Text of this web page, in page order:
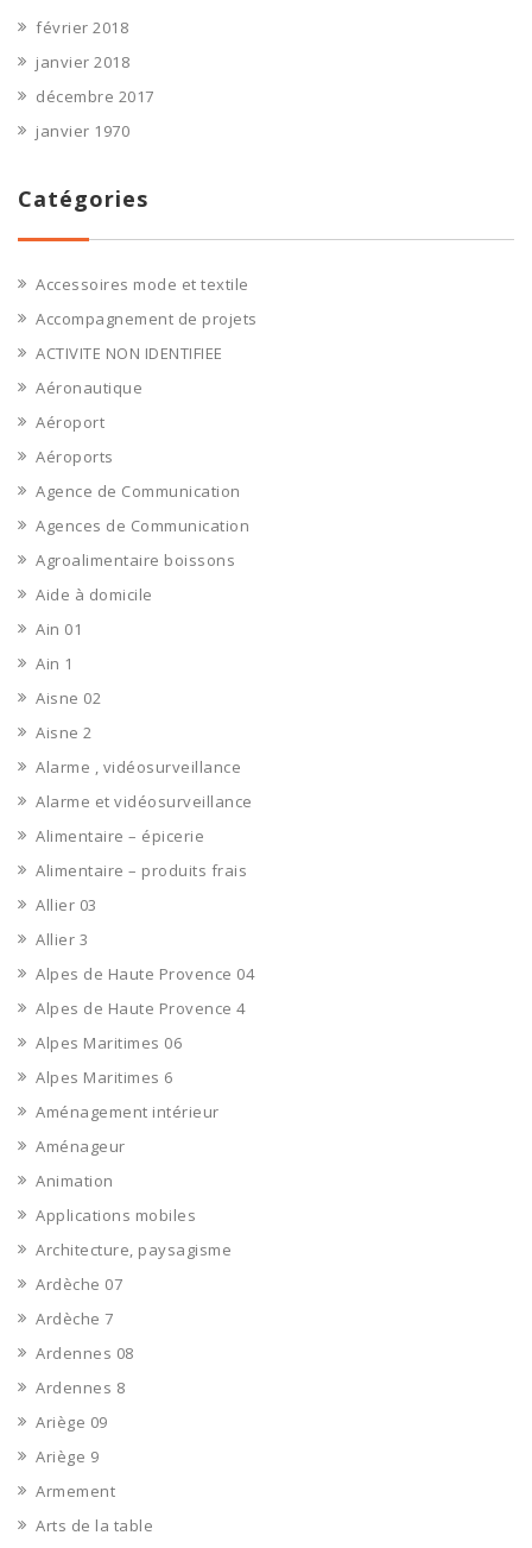
février 2018
janvier 2018
décembre 2017
janvier 1970
Catégories
Accessoires mode et textile
Accompagnement de projets
ACTIVITE NON IDENTIFIEE
Aéronautique
Aéroport
Aéroports
Agence de Communication
Agences de Communication
Agroalimentaire boissons
Aide à domicile
Ain 01
Ain 1
Aisne 02
Aisne 2
Alarme , vidéosurveillance
Alarme et vidéosurveillance
Alimentaire – épicerie
Alimentaire – produits frais
Allier 03
Allier 3
Alpes de Haute Provence 04
Alpes de Haute Provence 4
Alpes Maritimes 06
Alpes Maritimes 6
Aménagement intérieur
Aménageur
Animation
Applications mobiles
Architecture, paysagisme
Ardèche 07
Ardèche 7
Ardennes 08
Ardennes 8
Ariège 09
Ariège 9
Armement
Arts de la table